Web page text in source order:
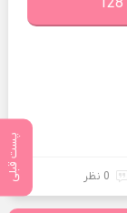
پست قبلی 0 نظر